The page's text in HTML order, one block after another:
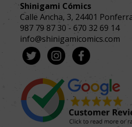
Shinigami Cómics
Calle Ancha, 3, 24401
987 79 87 30 - 670 32 69 14
info@shinigamicomics.com